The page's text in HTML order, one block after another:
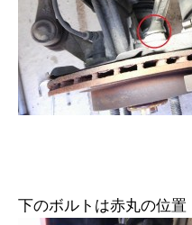
下のボルトは赤丸の位置